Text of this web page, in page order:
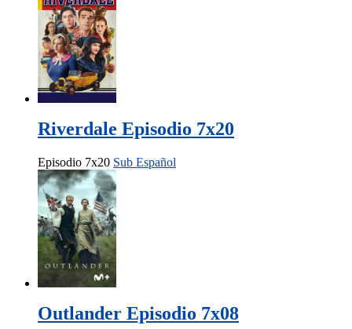
Riverdale Episodio 7x20
Episodio 7x20 Sub Español
Outlander Episodio 7x08